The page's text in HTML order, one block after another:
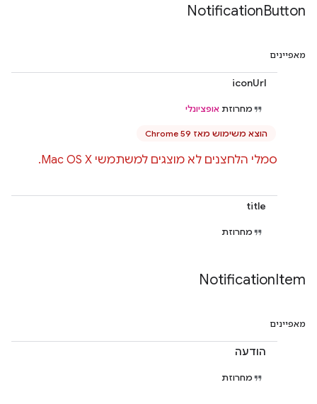
NotificationButton
מאפיינים
iconUrl
מחרוזת אופציונלי
הוצא משימוש מאז Chrome 59
סמלי הלחצנים לא מוצגים למשתמשי Mac OS X.
title
מחרוזת
NotificationItem
מאפיינים
הודעה
מחרוזת